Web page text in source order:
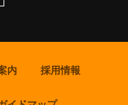
内 採用情報